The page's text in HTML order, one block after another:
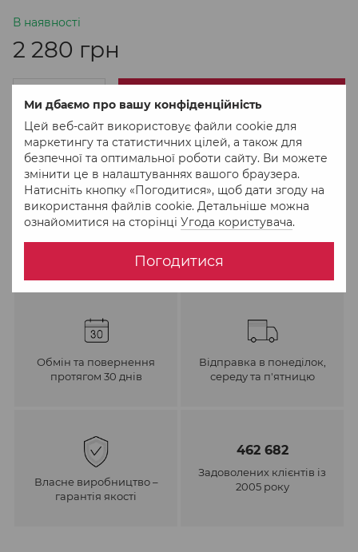
Ми дбаємо про вашу конфіденційність
Цей веб-сайт використовує файли cookie для
маркетингу та статистичних цілей, а також для
безпечної та оптимальної роботи сайту. Ви можете
змінити це в налаштуваннях вашого браузера.
Натисніть кнопку «Погодитися», щоб дати згоду на
використання файлів cookie. Детальніше можна
ознайомитися на сторінці Угода користувача.
Погодитися
В наявності
2 280 грн
В кошик
Придбати в 1 клік
До обраного Порівняти
Обмін та повернення
протягом 30 днів
Відправка в понеділок,
середу та п'ятницю
Власне виробництво –
гарантія якості
462 682
Задоволених клієнтів із
2005 року